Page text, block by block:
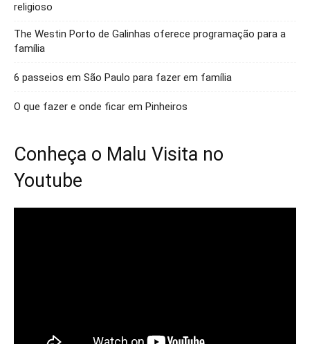
religioso
The Westin Porto de Galinhas oferece programação para a
família
6 passeios em São Paulo para fazer em família
O que fazer e onde ficar em Pinheiros
Conheça o Malu Visita no
Youtube